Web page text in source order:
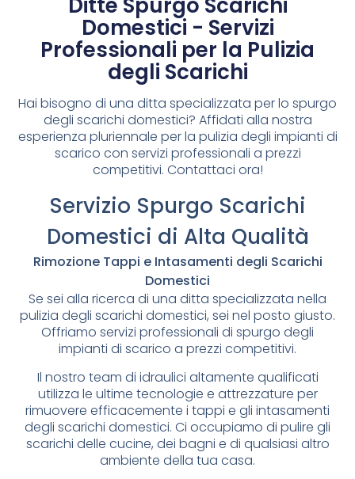
Domestici - Servizi
Professionali per la Pulizia
degli Scarichi
Hai bisogno di una ditta specializzata per lo spurgo
degli scarichi domestici? Affidati alla nostra
esperienza pluriennale per la pulizia degli impianti di
scarico con servizi professionali a prezzi
competitivi. Contattaci ora!
Servizio Spurgo Scarichi
Domestici di Alta Qualità
Rimozione Tappi e Intasamenti degli Scarichi
Domestici
Se sei alla ricerca di una ditta specializzata nella
pulizia degli scarichi domestici, sei nel posto giusto.
Offriamo servizi professionali di spurgo degli
impianti di scarico a prezzi competitivi.
Il nostro team di idraulici altamente qualificati
utilizza le ultime tecnologie e attrezzature per
rimuovere efficacemente i tappi e gli intasamenti
degli scarichi domestici. Ci occupiamo di pulire gli
scarichi delle cucine, dei bagni e di qualsiasi altro
ambiente della tua casa.